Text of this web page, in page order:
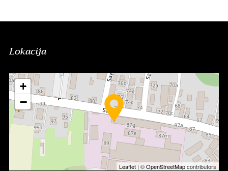
Lokacija
+
−
Leaflet | ©OpenStreetMapcontributors